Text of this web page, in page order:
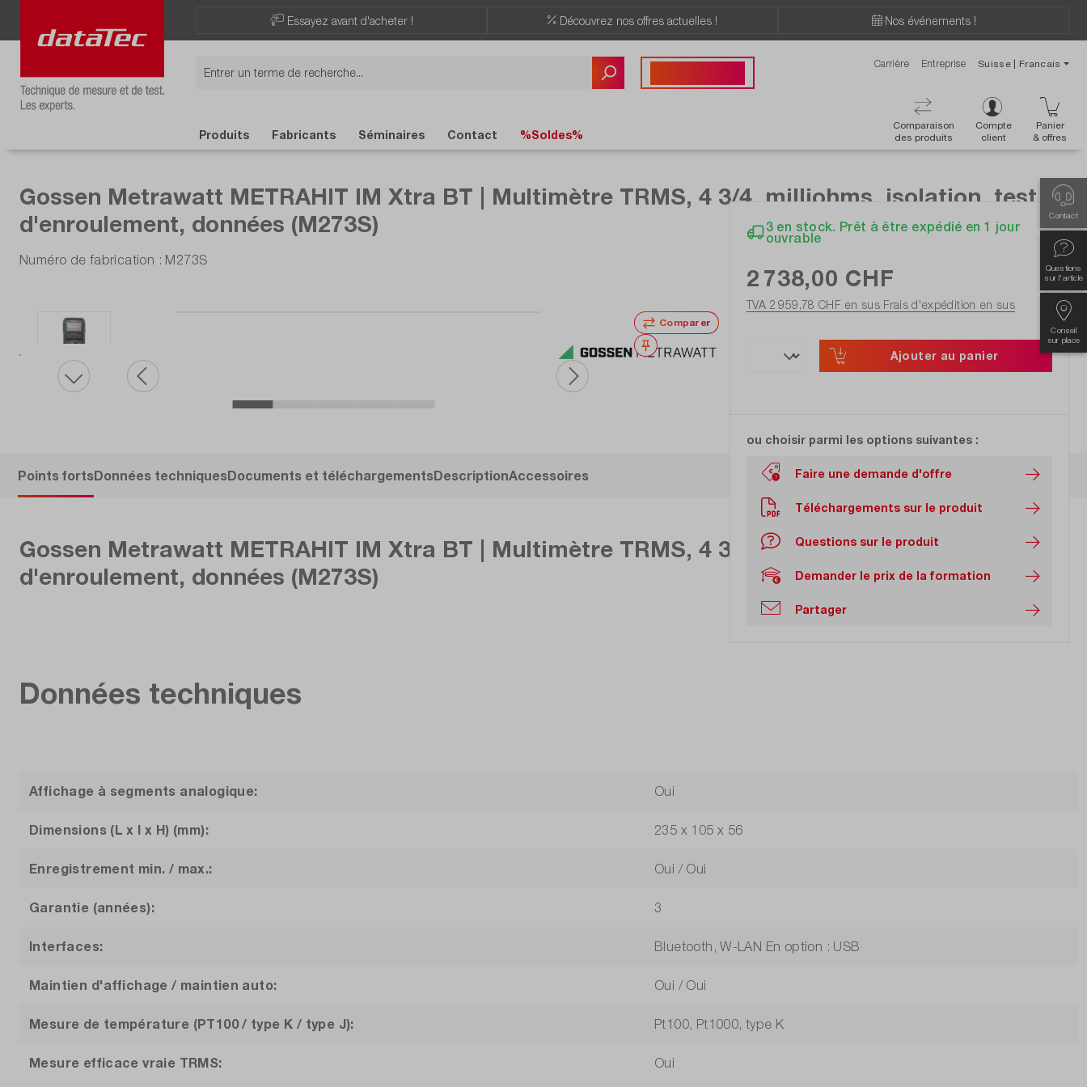
Essayez avant d'acheter ! Découvrez nos offres actuelles ! Nos événements !
Carrière Entreprise Suisse | Francais
Comparaison
des produits
Compte
client
Panier
& offres
Produits Fabricants Séminaires Contact %Soldes%
Contact
Questions
sur l'article
Conseil
sur place
Gossen Metrawatt METRAHIT IM Xtra BT | Multimètre TRMS, 4 3/4, milliohms, isolation, test
d'enroulement, données (M273S)
Numéro de fabrication : M273S
Comparer
Noter
3 en stock. Prêt à être expédié en 1 jour
ouvrable
2 738,00 CHF
TVA 2 959,78 CHF en susFrais d'expédition en sus
Ajouter au panier
ou choisir parmi les options suivantes :
Faire une demande d'offre
Téléchargements sur le produit
Questions sur le produit
Demander le prix de la formation
Partager
Points fortsDonnées techniquesDocuments et téléchargementsDescriptionAccessoires
Gossen Metrawatt METRAHIT IM Xtra BT | Multimètre TRMS, 4 3/4, milliohm, isolation, test
d'enroulement, données (M273S)
Données techniques
Affichage à segments analogique: Oui
Dimensions (L x l x H) (mm): 235 x 105 x 56
Enregistrement min. / max.: Oui / Oui
Garantie (années): 3
Interfaces: Bluetooth, W-LAN En option : USB
Maintien d'affichage / maintien auto: Oui / Oui
Mesure de température (PT100 / type K / type J): Pt100, Pt1000, type K
Mesure efficace vraie TRMS: Oui